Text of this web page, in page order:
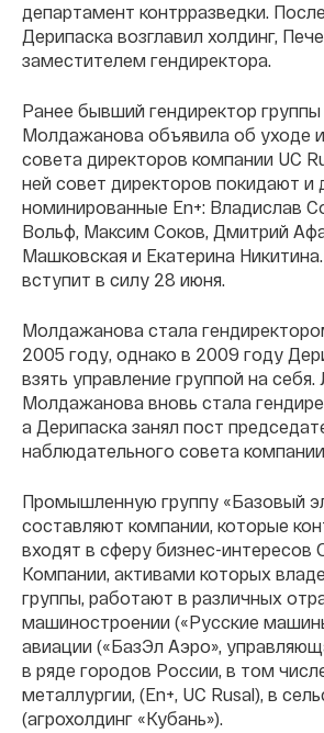
департамент контрразведки.
Дерипаска возглавил холдинг,
заместителем гендиректора.
Ранее бывший гендиректор группы
Молдажанова объявила об уходе
совета директоров компании UC
ней совет директоров покидают и
номинированные En+: Владислав
Вольф, Максим Соков, Дмитрий
Машковская и Екатерина
вступит в силу 28 июня.
Молдажанова стала
2005 году, однако в 2009 году
взять управление группой на
Молдажанова вновь стала
а Дерипаска занял пост
наблюдательного совета
Промышленную группу «Базовый
составляют компании, которые
входят в сферу бизнес-интересов
Компании, активами которых
группы, работают в различных
машиностроении («Русские
авиации («БазЭл Аэро»,
в ряде городов России, в том
металлургии, (En+, UC Rusal), в
(агрохолдинг «Кубань»).